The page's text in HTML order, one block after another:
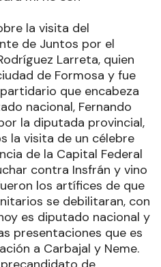
la visita del
de Juntos por el
Larreta, quien
de Formosa y fue
que encabeza
nacional, Fernando
la diputada provincial,
la visita de un célebre
de la Capital Federal
contra Insfrán y vino
los artífices de que
se debilitaran, con
es diputado nacional y
presentaciones que es
a Carbajal y Neme.